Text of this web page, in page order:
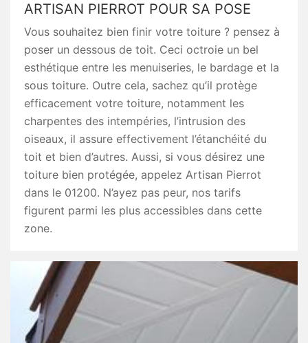
ARTISAN PIERROT POUR SA POSE
Vous souhaitez bien finir votre toiture ? pensez à
poser un dessous de toit. Ceci octroie un bel
esthétique entre les menuiseries, le bardage et la
sous toiture. Outre cela, sachez qu’il protège
efficacement votre toiture, notamment les
charpentes des intempéries, l’intrusion des
oiseaux, il assure effectivement l’étanchéité du
toit et bien d’autres. Aussi, si vous désirez une
toiture bien protégée, appelez Artisan Pierrot
dans le 01200. N’ayez pas peur, nos tarifs
figurent parmi les plus accessibles dans cette
zone.